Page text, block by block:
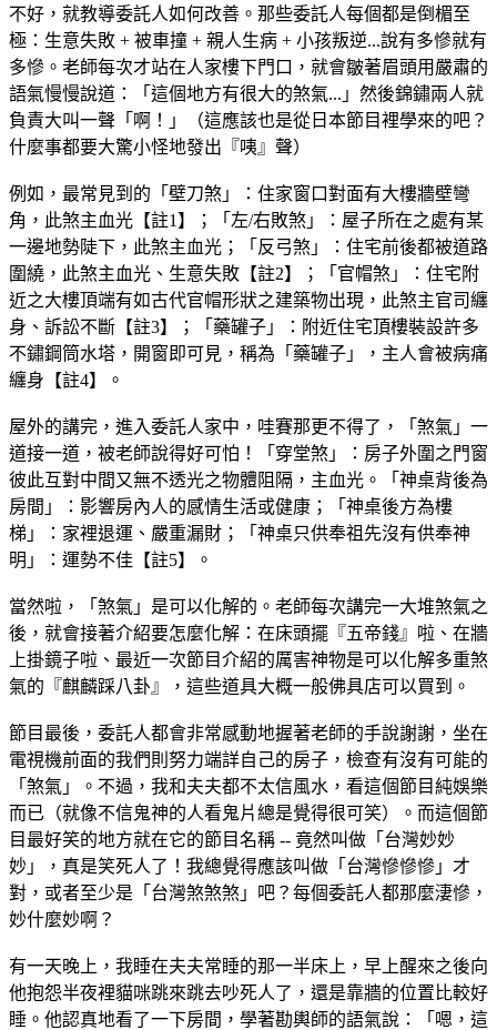
不好，就教導委託人如何改善。那些委託人每個都是倒楣至
極：生意失敗 + 被車撞 + 親人生病 + 小孩叛逆...說有多慘就有
多慘。老師每次才站在人家樓下門口，就會皺著眉頭用嚴肅的
語氣慢慢說道：「這個地方有很大的煞氣...」然後錦鏽兩人就
負責大叫一聲「啊！」（這應該也是從日本節目裡學來的吧？
什麼事都要大驚小怪地發出『咦』聲）
例如，最常見到的「壁刀煞」：住家窗口對面有大樓牆壁彎
角，此煞主血光【註1】；「左/右敗煞」：屋子所在之處有某
一邊地勢陡下，此煞主血光；「反弓煞」：住宅前後都被道路
圍繞，此煞主血光、生意失敗【註2】；「官帽煞」：住宅附
近之大樓頂端有如古代官帽形狀之建築物出現，此煞主官司纏
身、訴訟不斷【註3】；「藥罐子」：附近住宅頂樓裝設許多
不鏽鋼筒水塔，開窗即可見，稱為「藥罐子」，主人會被病痛
纏身【註4】。
屋外的講完，進入委託人家中，哇賽那更不得了，「煞氣」一
道接一道，被老師說得好可怕！「穿堂煞」：房子外圍之門窗
彼此互對中間又無不透光之物體阻隔，主血光。「神桌背後為
房間」：影響房內人的感情生活或健康；「神桌後方為樓
梯」：家裡退運、嚴重漏財；「神桌只供奉祖先沒有供奉神
明」：運勢不佳【註5】。
當然啦，「煞氣」是可以化解的。老師每次講完一大堆煞氣之
後，就會接著介紹要怎麼化解：在床頭擺『五帝錢』啦、在牆
上掛鏡子啦、最近一次節目介紹的厲害神物是可以化解多重煞
氣的『麒麟踩八卦』，這些道具大概一般佛具店可以買到。
節目最後，委託人都會非常感動地握著老師的手說謝謝，坐在
電視機前面的我們則努力端詳自己的房子，檢查有沒有可能的
「煞氣」。不過，我和夫夫都不太信風水，看這個節目純娛樂
而已（就像不信鬼神的人看鬼片總是覺得很可笑）。而這個節
目最好笑的地方就在它的節目名稱 -- 竟然叫做「台灣妙妙
妙」，真是笑死人了！我總覺得應該叫做「台灣慘慘慘」才
對，或者至少是「台灣煞煞煞」吧？每個委託人都那麼淒慘，
妙什麼妙啊？
有一天晚上，我睡在夫夫常睡的那一半床上，早上醒來之後向
他抱怨半夜裡貓咪跳來跳去吵死人了，還是靠牆的位置比較好
睡。他認真地看了一下房間，學著勘輿師的語氣說：「嗯，這